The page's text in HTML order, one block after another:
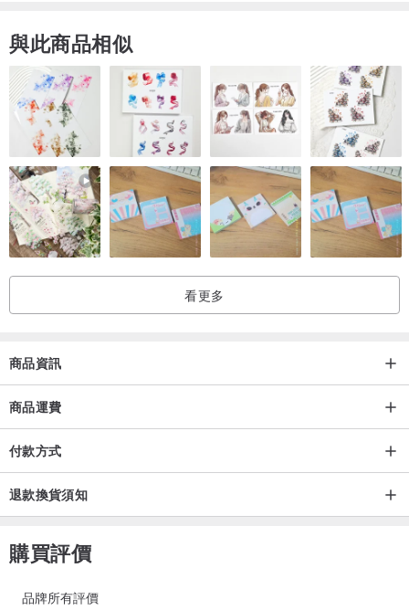
與此商品相似
看更多
商品資訊
商品運費
付款方式
退款換貨須知
購買評價
品牌所有評價